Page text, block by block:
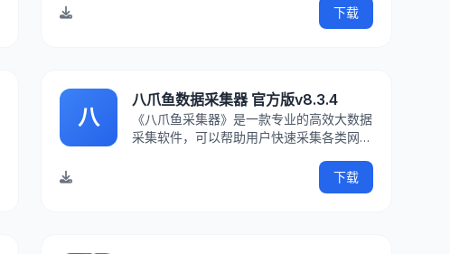
需一键操作就可以和真人进行匹配，大字牌
超高清晰畅玩更过瘾，感兴趣的小伙伴们赶
下载
八
八爪鱼数据采集器 官方版v8.3.4
《八爪鱼采集器》是一款专业的高效大数据
采集软件，可以帮助用户快速采集各类网站
采集等功能，完全傻瓜式操作。且软件满足
多种业务场景，各行各业都可适用，降低获
下载